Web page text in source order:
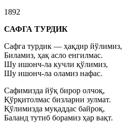
1892
САФГА ТУРДИК
Сафга турдик — ҳақдир йўлимиз,
Биламиз, ҳақ асло енгилмас.
Шу ишонч-ла кучли қўлимиз,
Шу ишонч-ла оламиз нафас.
Сафимизда йўқ бирор олчоқ,
Қўрқитолмас бизларни зулмат.
Қўлимизда муқаддас байроқ,
Баланд тутиб борамиз ҳар вақт.